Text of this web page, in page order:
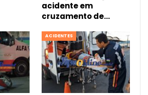
acidente em
cruzamento de…
ACIDENTES